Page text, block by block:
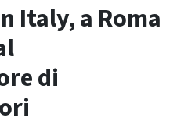
Italy, a Roma
di